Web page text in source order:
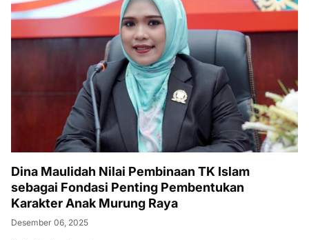
Dina Maulidah Nilai Pembinaan TK Islam
sebagai Fondasi Penting Pembentukan
Karakter Anak Murung Raya
Desember 06, 2025
Failed to load posts.
NEWS
Polres Kapuas Juarai Kejuaraan
Bulutangkis Kapolda Kalteng Cup 2026: